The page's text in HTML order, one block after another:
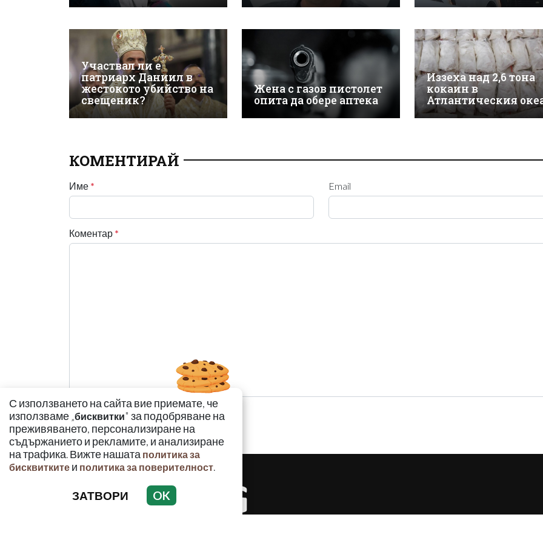
Участвал ли е
патриарх Даниил в
жестокото убийство на
свещеник?
Жена с газов пистолет
опита да обере аптека
Иззеха над 2,6 тона
кокаин в
Атлантическия
КОМЕНТИРАЙ
Име * Email
Коментар *
С използването на сайта вие приемате, че
използваме „бисквитки" за подобряване на
преживяването, персонализиране на
съдържанието и рекламите, и анализиране
на трафика. Вижте нашата политика за
бисквитките и политика за поверителност.
ЗАТВОРИ OK